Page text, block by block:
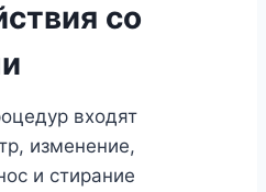
со
входят
изменение,
и стирание